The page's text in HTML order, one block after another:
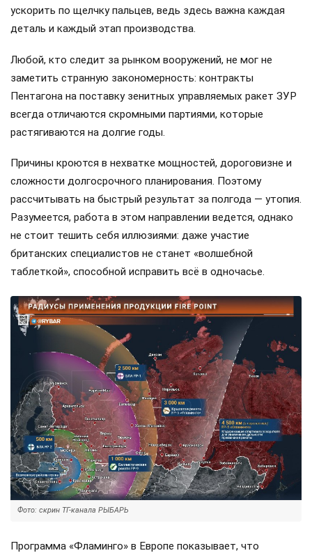
ускорить по щелчку пальцев, ведь здесь важна каждая
деталь и каждый этап производства.
Любой, кто следит за рынком вооружений, не мог не
заметить странную закономерность: контракты
Пентагона на поставку зенитных управляемых ракет ЗУР
всегда отличаются скромными партиями, которые
растягиваются на долгие годы.
Причины кроются в нехватке мощностей, дороговизне и
сложности долгосрочного планирования. Поэтому
рассчитывать на быстрый результат за полгода — утопия.
Разумеется, работа в этом направлении ведется, однако
не стоит тешить себя иллюзиями: даже участие
британских специалистов не станет «волшебной
таблеткой», способной исправить всё в одночасье.
Фото: скрин ТГ-канала РЫБАРЬ
Программа «Фламинго» в Европе показывает, что